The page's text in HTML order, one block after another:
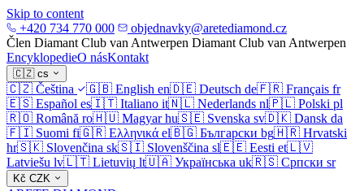
Skip to content
+420 734 770 000
objednavky@aretediamond.cz
Člen Diamant Club van Antwerpen Diamant Club van Antwerpen
EncyklopedieO násKontakt
🇨🇿 cs
🇨🇿 Čeština 🇬🇧 English en🇩🇪 Deutsch de🇫🇷 Français fr
🇪🇸 Español es🇮🇹 Italiano it🇳🇱 Nederlands nl🇵🇱 Polski pl
🇷🇴 Română ro🇭🇺 Magyar hu🇸🇪 Svenska sv🇩🇰 Dansk da
🇫🇮 Suomi fi🇬🇷 Ελληνικά el🇧🇬 Български bg🇭🇷 Hrvatski
hr🇸🇰 Slovenčina sk🇸🇮 Slovenščina sl🇪🇪 Eesti et🇱🇻
Latviešu lv🇱🇹 Lietuvių lt🇺🇦 Українська uk🇷🇸 Српски sr
Kč CZK